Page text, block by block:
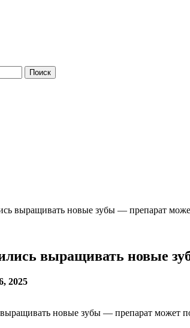
выращивать новые зубы — препарат
выращивать новые
2025